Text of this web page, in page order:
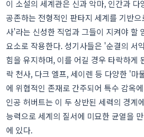
이 소설의 세계관은 신과 악마, 인간과 다
공존하는 전형적인 판타지 세계를 기반
사'라는 신성한 직업과 그들이 지켜야 할
요소로 작용한다. 성기사들은 '순결의 서
힘을 유지하며, 이를 어길 경우 타락하게
락 천사, 다크 엘프, 세이렌 등 다양한 '마
에 위협적인 존재로 간주되어 특수 감옥
인공 허버트는 이 두 상반된 세력의 경계
능력으로 세계의 질서에 미묘한 균열을
에 있다.